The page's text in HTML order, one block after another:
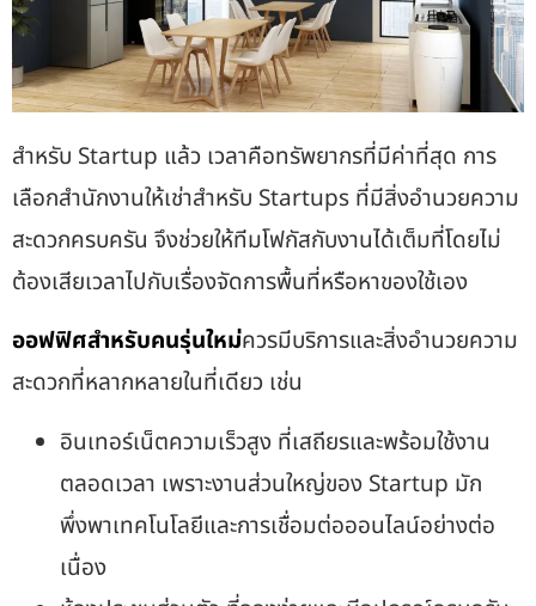
สำหรับ Startup แล้ว เวลาคือทรัพยากรที่มีค่าที่สุด การ
เลือกสำนักงานให้เช่าสำหรับ Startups ที่มีสิ่งอำนวยความ
สะดวกครบครัน จึงช่วยให้ทีมโฟกัสกับงานได้เต็มที่โดยไม่
ต้องเสียเวลาไปกับเรื่องจัดการพื้นที่หรือหาของใช้เอง
ออฟฟิศสำหรับคนรุ่นใหม่ควรมีบริการและสิ่งอำนวยความ
สะดวกที่หลากหลายในที่เดียว เช่น
อินเทอร์เน็ตความเร็วสูง ที่เสถียรและพร้อมใช้งาน
ตลอดเวลา เพราะงานส่วนใหญ่ของ Startup มัก
พึ่งพาเทคโนโลยีและการเชื่อมต่อออนไลน์อย่างต่อ
เนื่อง